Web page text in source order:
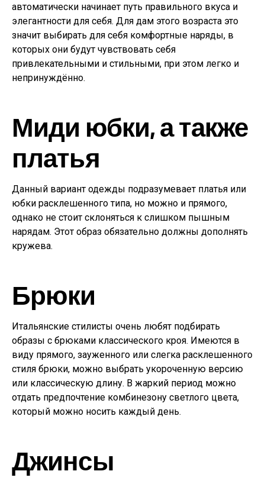
автоматически начинает путь правильного вкуса и
элегантности для себя. Для дам этого возраста это
значит выбирать для себя комфортные наряды, в
которых они будут чувствовать себя
привлекательными и стильными, при этом легко и
непринуждённо.
Миди юбки, а также
платья
Данный вариант одежды подразумевает платья или
юбки расклешенного типа, но можно и прямого,
однако не стоит склоняться к слишком пышным
нарядам. Этот образ обязательно должны дополнять
кружева.
Брюки
Итальянские стилисты очень любят подбирать
образы с брюками классического кроя. Имеются в
виду прямого, зауженного или слегка расклешенного
стиля брюки, можно выбрать укороченную версию
или классическую длину. В жаркий период можно
отдать предпочтение комбинезону светлого цвета,
который можно носить каждый день.
Джинсы